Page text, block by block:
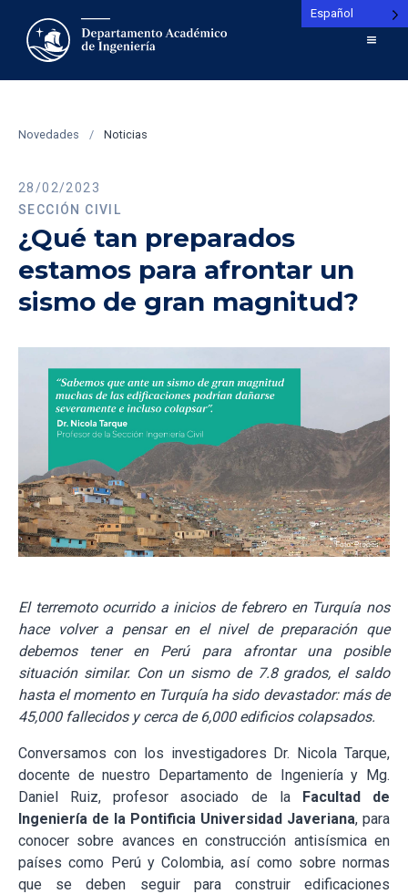
Novedades / Noticias
28/02/2023
SECCIÓN CIVIL
¿Qué tan preparados
estamos para afrontar un
sismo de gran magnitud?
El terremoto ocurrido a inicios de febrero en Turquía nos
hace volver a pensar en el nivel de preparación que
debemos tener en Perú para afrontar una posible
situación similar. Con un sismo de 7.8 grados, el saldo
hasta el momento en Turquía ha sido devastador: más de
45,000 fallecidos y cerca de 6,000 edificios colapsados.
Conversamos con los investigadores Dr. Nicola Tarque,
docente de nuestro Departamento de Ingeniería y Mg.
Daniel Ruiz, profesor asociado de laFacultad de
Ingeniería de la Pontificia Universidad Javeriana, para
conocer sobre avances en construcción antisísmica en
países como Perú y Colombia, así como sobre normas
que se deben seguir para construir edificaciones
Español